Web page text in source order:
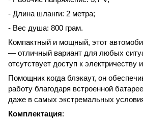
- Длина шланги: 2 метра;
- Вес душа: 800 грам.
Компактный и мощный, этот
— отличный вариант для любых
отсутствует доступ к
Помощник когда блэкаут, он
работу благодаря встроенной
даже в самых экстремальных
Комплектация: